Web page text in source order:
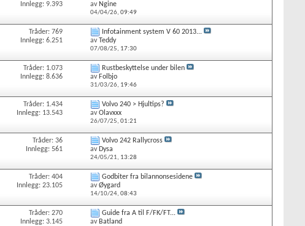
Innlegg: 9.393
av Ngine
04/04/26, 09:49
Tråder: 769
Innlegg: 6.251
Infotainment system V 60 2013...
avTeddy
07/08/25, 17:30
Tråder: 1.073
Innlegg: 8.636
Rustbeskyttelse under bilen
av Folbjo
31/03/26, 19:46
Tråder: 1.434
Innlegg: 13.543
Volvo 240 > Hjultips?
avOlavxxx
26/07/25, 01:21
Tråder: 36
Innlegg: 561
Volvo 242 Rallycross
av Dysa
24/05/21, 13:28
Tråder: 404
Innlegg: 23.105
Godbiter fra bilannonsesidene
avØygard
14/10/24, 08:43
Tråder: 270
Innlegg: 3.145
Guide fra A til F/FK/FT...
av Batland